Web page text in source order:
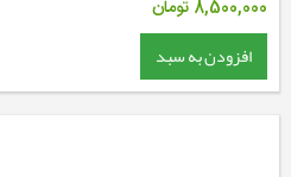
8,500,000 تومان
افزودن به سبد